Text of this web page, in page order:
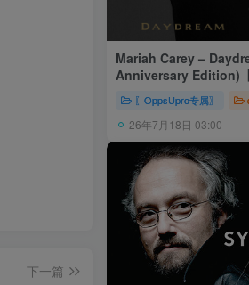
下一篇
Mariah Carey –
Anniversary Edition)
〖OppsUpro专属〗
26年7月18日 03:00